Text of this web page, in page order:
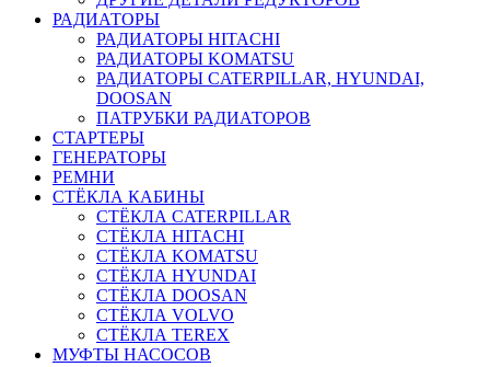
РАДИАТОРЫ
РАДИАТОРЫ HITACHI
РАДИАТОРЫ KOMATSU
РАДИАТОРЫ CATERPILLAR, HYUNDAI,
DOOSAN
ПАТРУБКИ РАДИАТОРОВ
СТАРТЕРЫ
ГЕНЕРАТОРЫ
РЕМНИ
СТЁКЛА КАБИНЫ
СТЁКЛА CATERPILLAR
СТЁКЛА HITACHI
СТЁКЛА KOMATSU
СТЁКЛА HYUNDAI
СТЁКЛА DOOSAN
СТЁКЛА VOLVO
СТЁКЛА TEREX
МУФТЫ НАСОСОВ